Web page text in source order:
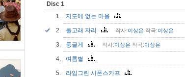
Disc 1
1.
지도에 없는 마을
2. 돌고래 자리 작사:이상은 작곡:이상은
3. 둥글게 작사:이상은 작곡:이상은
4. 여름별
5. 라임그린 시폰스카프